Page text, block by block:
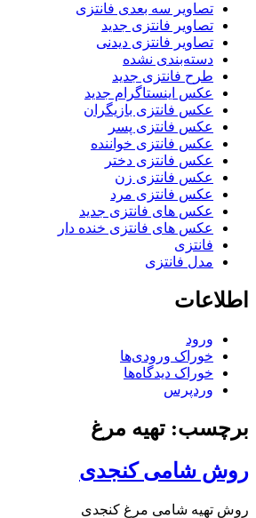
تصاویر سه بعدی فانتزی
تصاویر فانتزی جدید
تصاویر فانتزی دیدنی
دسته‌بندی نشده
طرح فانتزی جدید
عکس اینستاگرام جدید
عکس فانتزی بازیگران
عکس فانتزی پسر
عکس فانتزی خواننده
عکس فانتزی دختر
عکس فانتزی زن
عکس فانتزی مرد
عکس های فانتزی جدید
عکس های فانتزی خنده دار
فانتزی
مدل فانتزی
اطلاعات
ورود
خوراک ورودی‌ها
خوراک دیدگاه‌ها
وردپرس
برچسب: تهیه مرغ
روش شامی کنجدی
روش تهیه شامی مرغ کنجدی